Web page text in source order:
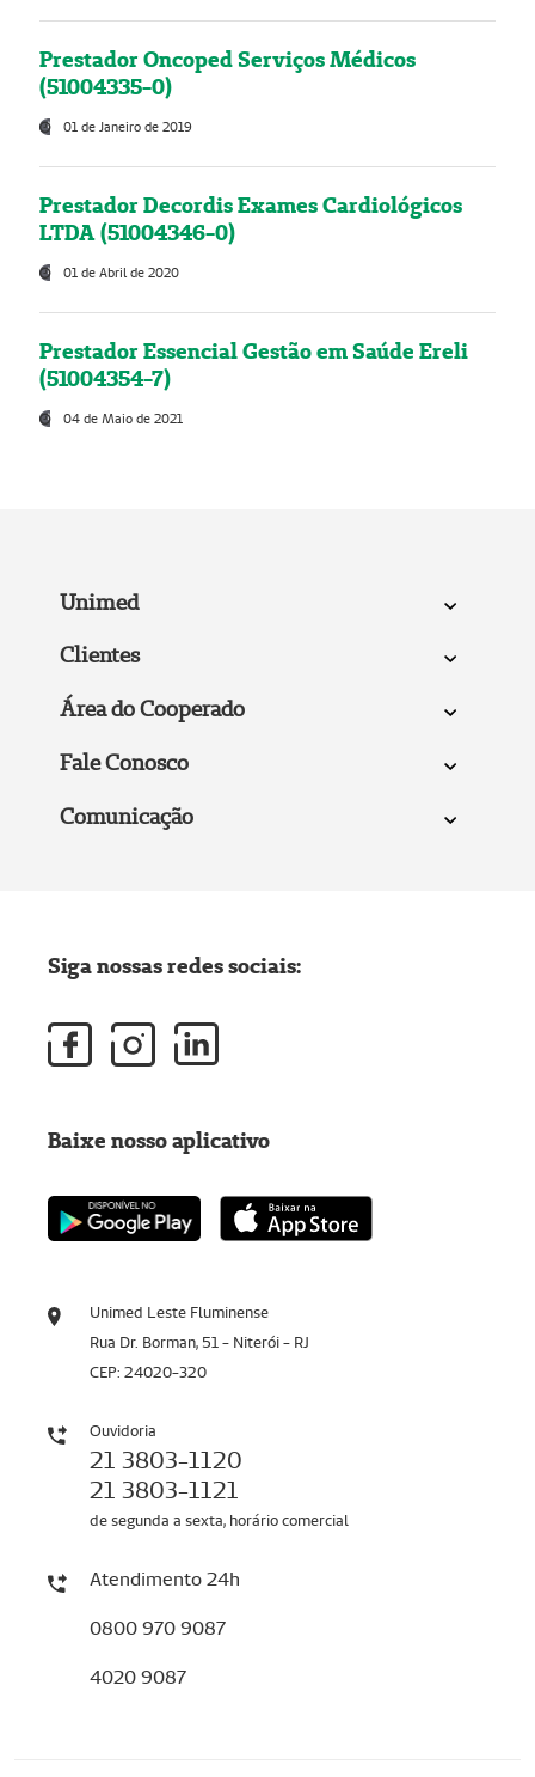
Prestador Oncoped Serviços Médicos
(51004335-0)
01 de Janeiro de 2019
Prestador Decordis Exames Cardiológicos
LTDA (51004346-0)
01 de Abril de 2020
Prestador Essencial Gestão em Saúde Ereli
(51004354-7)
04 de Maio de 2021
Unimed
Clientes
Área do Cooperado
Fale Conosco
Comunicação
Unimed Leste Fluminense
Rua Dr. Borman, 51 - Niterói - RJ
CEP: 24020-320
Ouvidoria
21 3803-1120
21 3803-1121
de segunda a sexta, horário comercial
Atendimento 24h
0800 970 9087
4020 9087
Siga nossas redes sociais:
Baixe nosso aplicativo